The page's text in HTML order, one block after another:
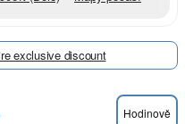
exclusive discount
Hodinově